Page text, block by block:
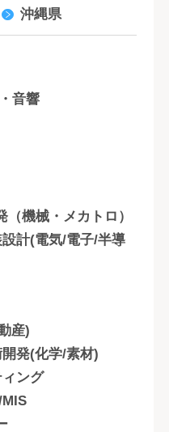
沖縄県
音響
機械・メカトロ）
計(電気/電子/半導
産)
発(化学/素材)
ング